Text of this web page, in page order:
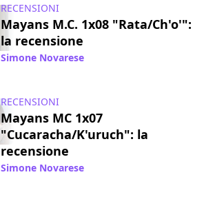
RECENSIONI
Mayans M.C. 1x08 "Rata/Ch'o'":
la recensione
Simone Novarese
RECENSIONI
Mayans MC 1x07
"Cucaracha/K'uruch": la
recensione
Simone Novarese